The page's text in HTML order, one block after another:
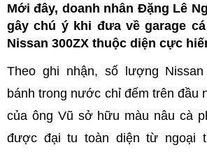
Mới đây, doanh nhân Đặng Lê
gây chú ý khi đưa về garage
Nissan 300ZX thuộc diện cực
Theo ghi nhận, số lượng
bánh trong nước chỉ đếm trên đầu
của ông Vũ sở hữu màu nâu cà
được đại tu toàn diện từ ngoại